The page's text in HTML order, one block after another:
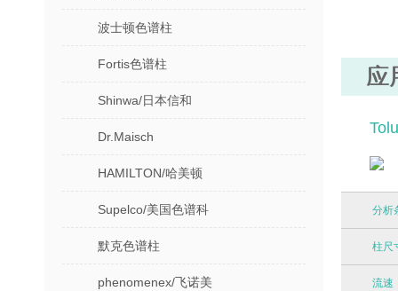
波士顿色谱柱
Fortis色谱柱
Shinwa/日本信和
Dr.Maisch
HAMILTON/哈美顿
Supelco/美国色谱科
默克色谱柱
phenomenex/飞诺美
应
分析
柱尺
流速